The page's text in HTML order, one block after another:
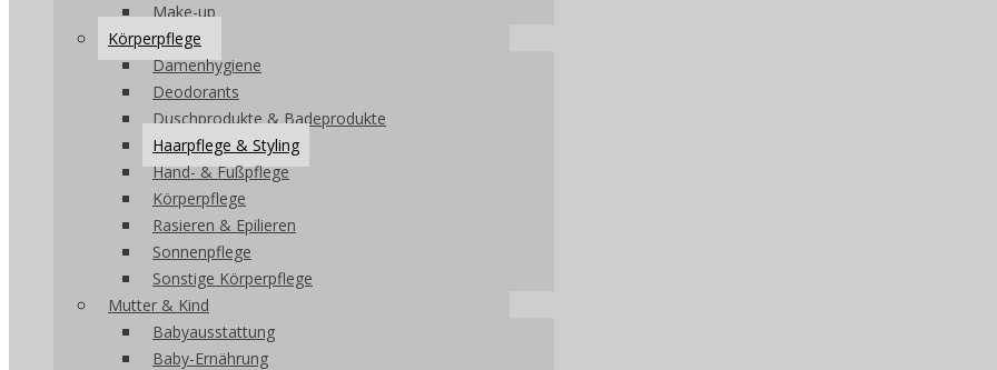
Make-up
Körperpflege
Damenhygiene
Deodorants
Duschprodukte & Badeprodukte
Haarpflege & Styling
Hand- & Fußpflege
Körperpflege
Rasieren & Epilieren
Sonnenpflege
Sonstige Körperpflege
Mutter & Kind
Babyausstattung
Baby-Ernährung